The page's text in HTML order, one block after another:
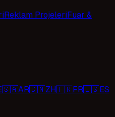
Reklam ProjeleriFuar &
🇸🇦AR🇨🇳ZH🇫🇷FR🇪🇸ES